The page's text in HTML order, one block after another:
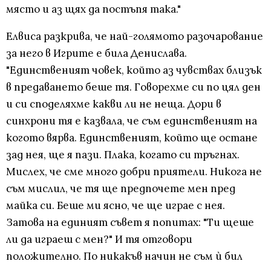
място и аз щях да постъпя така."
Елвиса разкрива, че най-голямото разочарование
за него в Игрите е била Денислава.
"Единственият човек, който аз чувствах близък
в предаването беше тя. Говорехме си по цял ден
и си споделяхме какви ли не неща. Дори в
синхрони тя е казвала, че съм единственият на
когото вярва. Единственият, който ще остане
зад нея, ще я пази. Плака, когато си тръгнах.
Мислех, че сме много добри приятели. Никога не
съм мислил, че тя ще предпочете мен пред
майка си. Беше ми ясно, че ще играе с нея.
Затова на единият съвет я попитах: "Ти щеше
ли да играеш с мен?" И тя отговори
положително. По никакъв начин не съм ѝ бил